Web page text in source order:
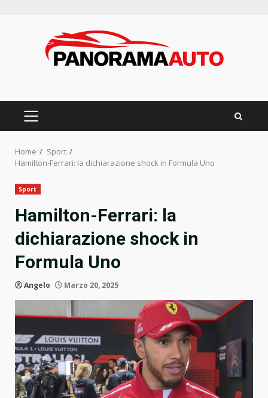
PRIMARY
Home
Sport
Hamilton-Ferrari: la dichiarazione shock in Formula Uno
Sport
Hamilton-Ferrari: la
dichiarazione shock in
Formula Uno
Angelo Marzo 20, 2025